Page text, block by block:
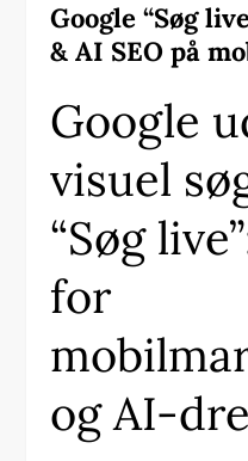
Google “Søg
& AI SEO på
Google
visuel
“Søg
for
og AI-